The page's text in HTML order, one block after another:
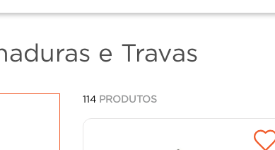
e Travas
114 PRODUTOS